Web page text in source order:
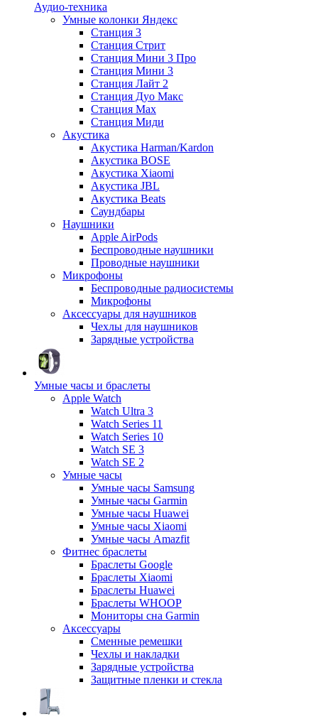
Аудио-техника
Умные колонки Яндекс
Станция 3
Станция Стрит
Станция Мини 3 Про
Станция Мини 3
Станция Лайт 2
Станция Дуо Макс
Станция Max
Станция Миди
Акустика
Акустика Harman/Kardon
Акустика BOSE
Акустика Xiaomi
Акустика JBL
Акустика Beats
Саундбары
Наушники
Apple AirPods
Беспроводные наушники
Проводные наушники
Микрофоны
Беспроводные радиосистемы
Микрофоны
Аксессуары для наушников
Чехлы для наушников
Зарядные устройства
Умные часы и браслеты
Apple Watch
Watch Ultra 3
Watch Series 11
Watch Series 10
Watch SE 3
Watch SE 2
Умные часы
Умные часы Samsung
Умные часы Garmin
Умные часы Huawei
Умные часы Xiaomi
Умные часы Amazfit
Фитнес браслеты
Браслеты Google
Браслеты Xiaomi
Браслеты Huawei
Браслеты WHOOP
Мониторы сна Garmin
Аксессуары
Сменные ремешки
Чехлы и накладки
Зарядные устройства
Защитные пленки и стекла